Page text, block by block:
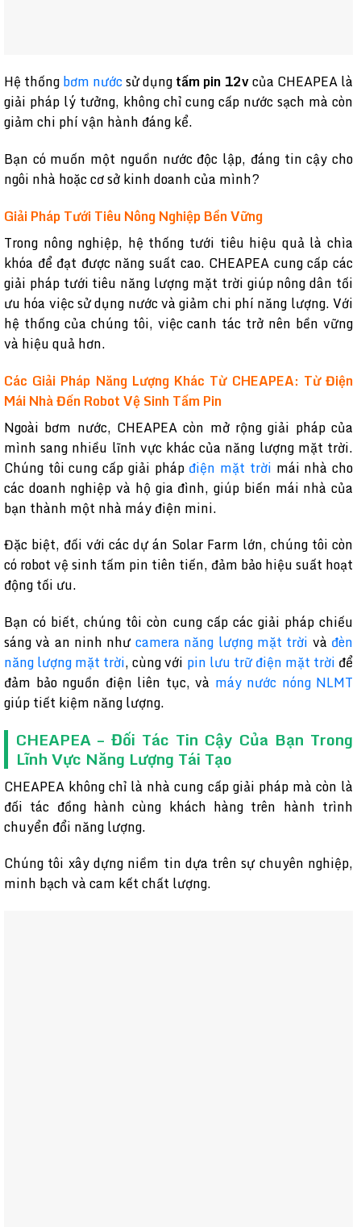
Hệ thốngbơm nướcsử dụngtấm pin 12vcủa CHEAPEA là
giải pháp lý tưởng, không chỉ cung cấp nước sạch mà còn
giảm chi phí vận hành đáng kể.
Bạn có muốn một nguồn nước độc lập, đáng tin cậy cho
ngôi nhà hoặc cơ sở kinh doanh của mình?
Giải Pháp Tưới Tiêu Nông Nghiệp Bền Vững
Trong nông nghiệp, hệ thống tưới tiêu hiệu quả là chìa
khóa để đạt được năng suất cao. CHEAPEA cung cấp các
giải pháp tưới tiêu năng lượng mặt trời giúp nông dân tối
ưu hóa việc sử dụng nước và giảm chi phí năng lượng. Với
hệ thống của chúng tôi, việc canh tác trở nên bền vững
và hiệu quả hơn.
Các Giải Pháp Năng Lượng Khác Từ CHEAPEA: Từ Điện
Mái Nhà Đến Robot Vệ Sinh Tấm Pin
Ngoài bơm nước, CHEAPEA còn mở rộng giải pháp của
mình sang nhiều lĩnh vực khác của năng lượng mặt trời.
Chúng tôi cung cấp giải pháp điện mặt trời mái nhà cho
các doanh nghiệp và hộ gia đình, giúp biến mái nhà của
bạn thành một nhà máy điện mini.
Đặc biệt, đối với các dự án Solar Farm lớn, chúng tôi còn
có robot vệ sinh tấm pin tiên tiến, đảm bảo hiệu suất hoạt
động tối ưu.
Bạn có biết, chúng tôi còn cung cấp các giải pháp chiếu
sáng và an ninh nhưcamera năng lượng mặt trời và đèn
năng lượng mặt trời, cùng với pin lưu trữ điện mặt trời để
đảm bảo nguồn điện liên tục, và máy nước nóng NLMT
giúp tiết kiệm năng lượng.
CHEAPEA – Đối Tác Tin Cậy Của Bạn Trong
Lĩnh Vực Năng Lượng Tái Tạo
CHEAPEA không chỉ là nhà cung cấp giải pháp mà còn là
đối tác đồng hành cùng khách hàng trên hành trình
chuyển đổi năng lượng.
Chúng tôi xây dựng niềm tin dựa trên sự chuyên nghiệp,
minh bạch và cam kết chất lượng.